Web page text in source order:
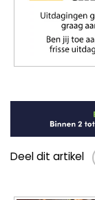
Deel dit artikel